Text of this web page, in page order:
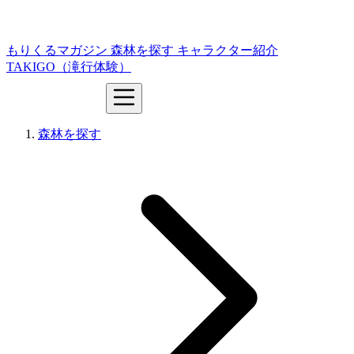
もりくるマガジン 森林を探す キャラクター紹介
TAKIGO（滝行体験）
森林を探す